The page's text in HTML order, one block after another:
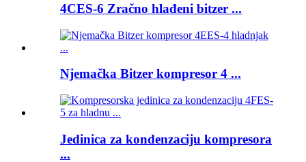
4CES-6 Zračno hlađeni bitzer ...
Njemačka Bitzer kompresor 4 ...
Jedinica za kondenzaciju kompresora
...